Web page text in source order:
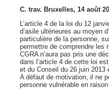
C. trav. Bruxelles, 14 août
L’article 4 de la loi du 12
d’asile ultérieures au moyen
particulière de la personne,
permettre de comprendre les
CGRA n’aura pas pris une
dans l’article 4 de cette loi
et du Conseil du 26 juin 2013
A défaut de motivation, il ne
personne vulnérable en